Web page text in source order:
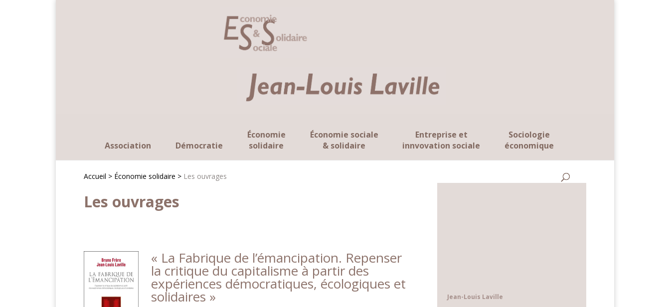
Association Démocratie
Économie
solidaire
Économie sociale
& solidaire
Entreprise et
innvovation sociale
Sociologie
économique
Accueil > Économie solidaire > Les ouvrages
Les ouvrages
« La Fabrique de l’émancipation. Repenser
la critique du capitalisme à partir des
expériences démocratiques, écologiques et
solidaires »
Jean-Louis Laville